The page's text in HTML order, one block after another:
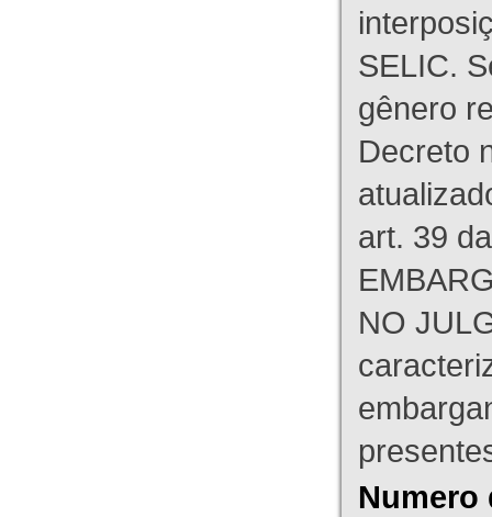
SELIC.
gênero
Decreto
art. 39
NO
Numero